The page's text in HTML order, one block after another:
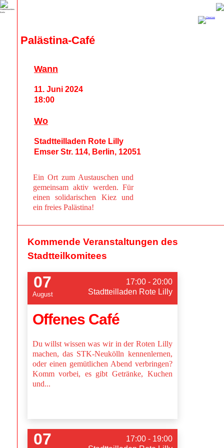
Palästina-Café
Ein Ort zum Austauschen und
gemeinsam aktiv werden. Für
einen solidarischen Kiez und
ein freies Palästina!
Wann
11. Juni 2024
18:00
Wo
Stadtteilladen Rote Lilly
Emser Str. 114, Berlin, 12051
Kommende Veranstaltungen des
Stadtteilkomitees
07
August
17:00 - 20:00
Stadtteilladen Rote Lilly
Offenes Café
Du willst wissen was wir in der Roten Lilly
machen, das STK-Neukölln kennenlernen,
oder einen gemütlichen Abend verbringen?
Komm vorbei, es gibt Getränke, Kuchen
und...
07
17:00 - 19:00